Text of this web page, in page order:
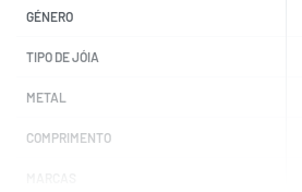
GÉNERO
TIPO DE JÓIA
METAL
COMPRIMENTO